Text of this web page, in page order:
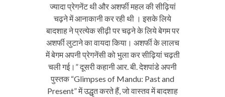
ज्यादा प्रेगनेंट थी और अशर्फी महल की सीढ़ियां
चढ़ने में आनाकानी कर रही थी । इसके लिये
बादशाह ने प्रत्येक सीढ़ी पर चढ़ने के लिये बेगम पर
अशर्फी लुटाने का वायदा किया। अशर्फी के लालच
में बेगम अपनी प्रेगनेंसी को भुला कर सीढ़ियां चढ़ती
चली गई।” दूसरी कहानी आर. बी. देशपांडे अपनी
पुस्तक “Glimpses of Mandu: Past and
Present” में उद्धृत करते हैं, जो वास्तव में बादशाह